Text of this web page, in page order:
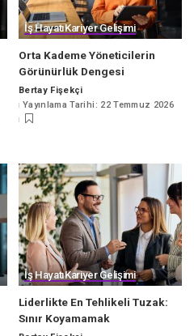
İş HayatıKariyer Gelişimi
Orta Kademe Yöneticilerin
Görünürlük Dengesi
Posted
by
Bertay Fişekçi
Yayınlama Tarihi: 22 Temmuz 2026
İş HayatıKariyer Gelişimi
Liderlikte En Tehlikeli Tuzak:
Sınır Koyamamak